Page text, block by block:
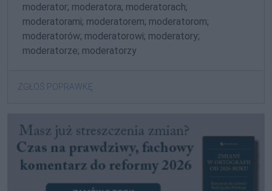
moderator; moderatora; moderatorach;
moderatorami; moderatorem; moderatorom;
moderatorów; moderatorowi; moderatory;
moderatorze; moderatorzy
ZGŁOŚ POPRAWKĘ